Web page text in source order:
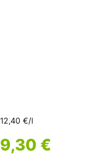
12,40 €/l
9,30 €